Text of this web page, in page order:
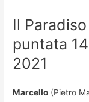
Il
puntata
2021
Marcello (Pietro